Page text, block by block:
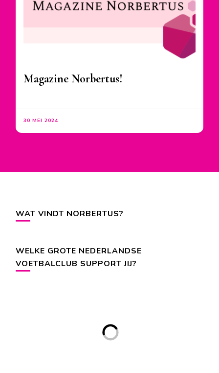
Magazine Norbertus!
30 MEI 2024
WAT VINDT NORBERTUS?
WELKE GROTE NEDERLANDSE
VOETBALCLUB SUPPORT JIJ?